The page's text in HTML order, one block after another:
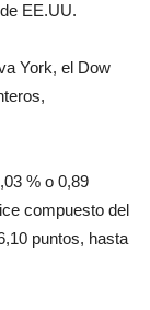
EE.UU.
York, el Dow
% o 0,89
compuesto del
puntos, hasta